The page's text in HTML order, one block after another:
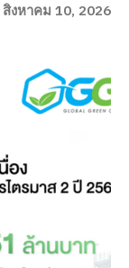
สิงหาคม 10, 2026